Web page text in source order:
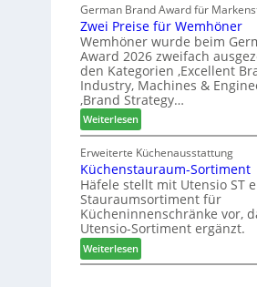
t
Z
u
k
u
n
f
t
s
t
F
ü
h
r
u
n
g
a
n
v
e
d
i
u
n
d
H
u
b
t
e
x
s
t
e
German Brand Award für
Zwei Preise für Wemhöner
Wemhöner wurde beim
Award 2026 zweifach
den Kategorien ‚Excellent
Industry, Machines &
‚Brand Strategy…
Weiterlesen:
Z
w
e
i
P
r
e
i
s
Erweiterte Küchenausstattung
Küchenstauraum-Sortiment
Häfele stellt mit Utensio ST
Stauraumsortiment für
Kücheninnenschränke vor,
Utensio-Sortiment ergänzt.
Weiterlesen:
K